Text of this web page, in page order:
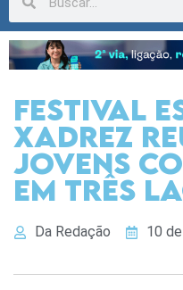
Festival
Xadrez
jovens
em Três
Da Redação 10